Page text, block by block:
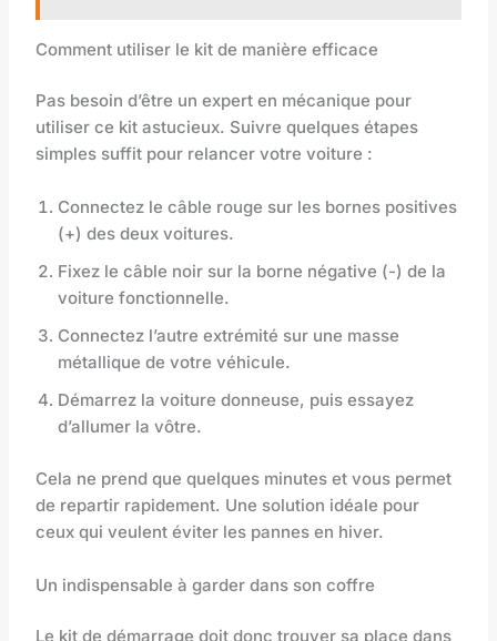
Comment utiliser le kit de manière efficace
Pas besoin d’être un expert en mécanique pour
utiliser ce kit astucieux. Suivre quelques étapes
simples suffit pour relancer votre voiture :
Connectez le câble rouge sur les bornes positives
(+) des deux voitures.
Fixez le câble noir sur la borne négative (-) de la
voiture fonctionnelle.
Connectez l’autre extrémité sur une masse
métallique de votre véhicule.
Démarrez la voiture donneuse, puis essayez
d’allumer la vôtre.
Cela ne prend que quelques minutes et vous permet
de repartir rapidement. Une solution idéale pour
ceux qui veulent éviter les pannes en hiver.
Un indispensable à garder dans son coffre
Le kit de démarrage doit donc trouver sa place dans